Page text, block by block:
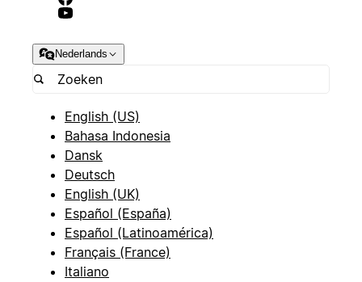
Nederlands
English (US)
Bahasa Indonesia
Dansk
Deutsch
English (UK)
Español (España)
Español (Latinoamérica)
Français (France)
Italiano